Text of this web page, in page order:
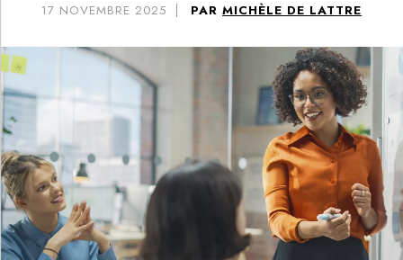
17 NOVEMBRE 2025 PAR MICHÈLE DE LATTRE